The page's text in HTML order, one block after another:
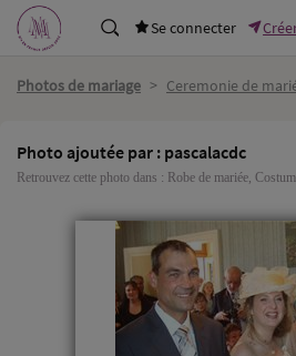
Se connecter
Photos de mariage > Ceremonie de
Photo ajoutée par : pascalacdc
Retrouvez cette photo dans : Robe de mariée,